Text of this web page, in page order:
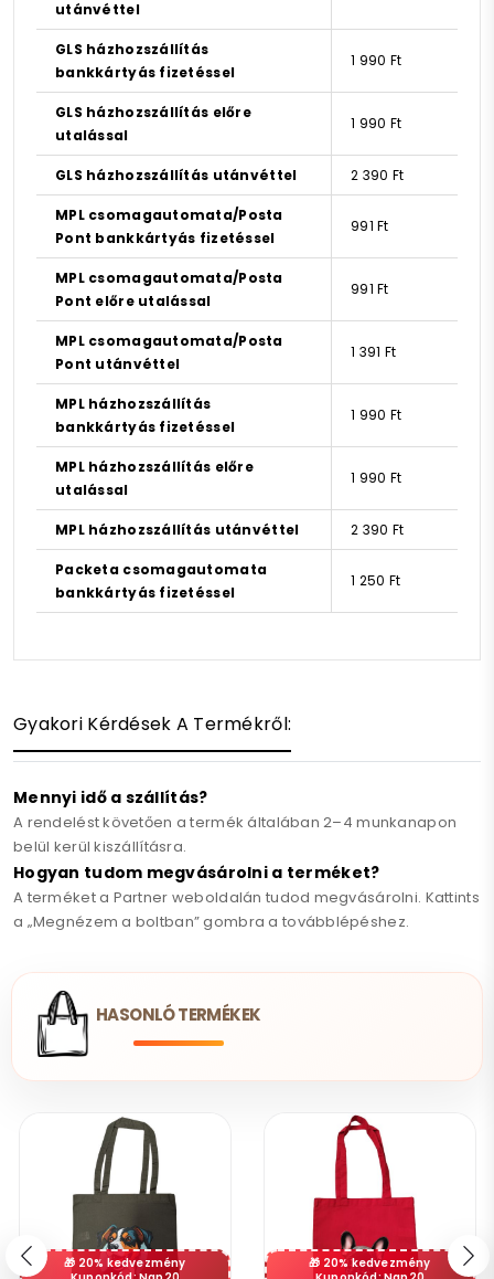
utánvéttel
GLS házhozszállítás
bankkártyás fizetéssel
1 990 Ft
GLS házhozszállítás előre
utalással
1 990 Ft
GLS házhozszállítás utánvéttel 2 390 Ft
MPL csomagautomata/Posta
Pont bankkártyás fizetéssel
991 Ft
MPL csomagautomata/Posta
Pont előre utalással
991 Ft
MPL csomagautomata/Posta
Pont utánvéttel
1 391 Ft
MPL házhozszállítás
bankkártyás fizetéssel
1 990 Ft
MPL házhozszállítás előre
utalással
1 990 Ft
MPL házhozszállítás utánvéttel 2 390 Ft
Packeta csomagautomata
bankkártyás fizetéssel
1 250 Ft
Gyakori Kérdések A Termékről:
Mennyi idő a szállítás?
A rendelést követően a termék általában 2–4 munkanapon
belül kerül kiszállításra.
Hogyan tudom megvásárolni a terméket?
A terméket a Partner weboldalán tudod megvásárolni. Kattints
a „Megnézem a boltban” gombra a továbblépéshez.
HASONLÓ TERMÉKEK
20% kedvezmény
20% kedvezmény